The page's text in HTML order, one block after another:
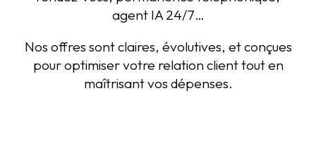
agent IA 24/7…
Nos offres sont claires, évolutives, et conçues
pour optimiser votre relation client tout en
maîtrisant vos dépenses.